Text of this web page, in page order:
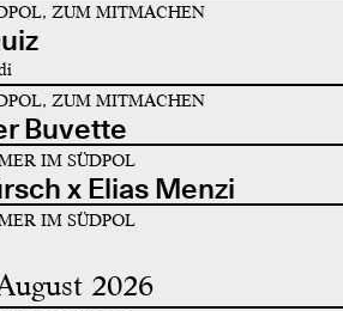
ZUM MITMACHEN
ZUM MITMACHEN
Buvette
IM SÜDPOL
x Elias Menzi
IM SÜDPOL
2026